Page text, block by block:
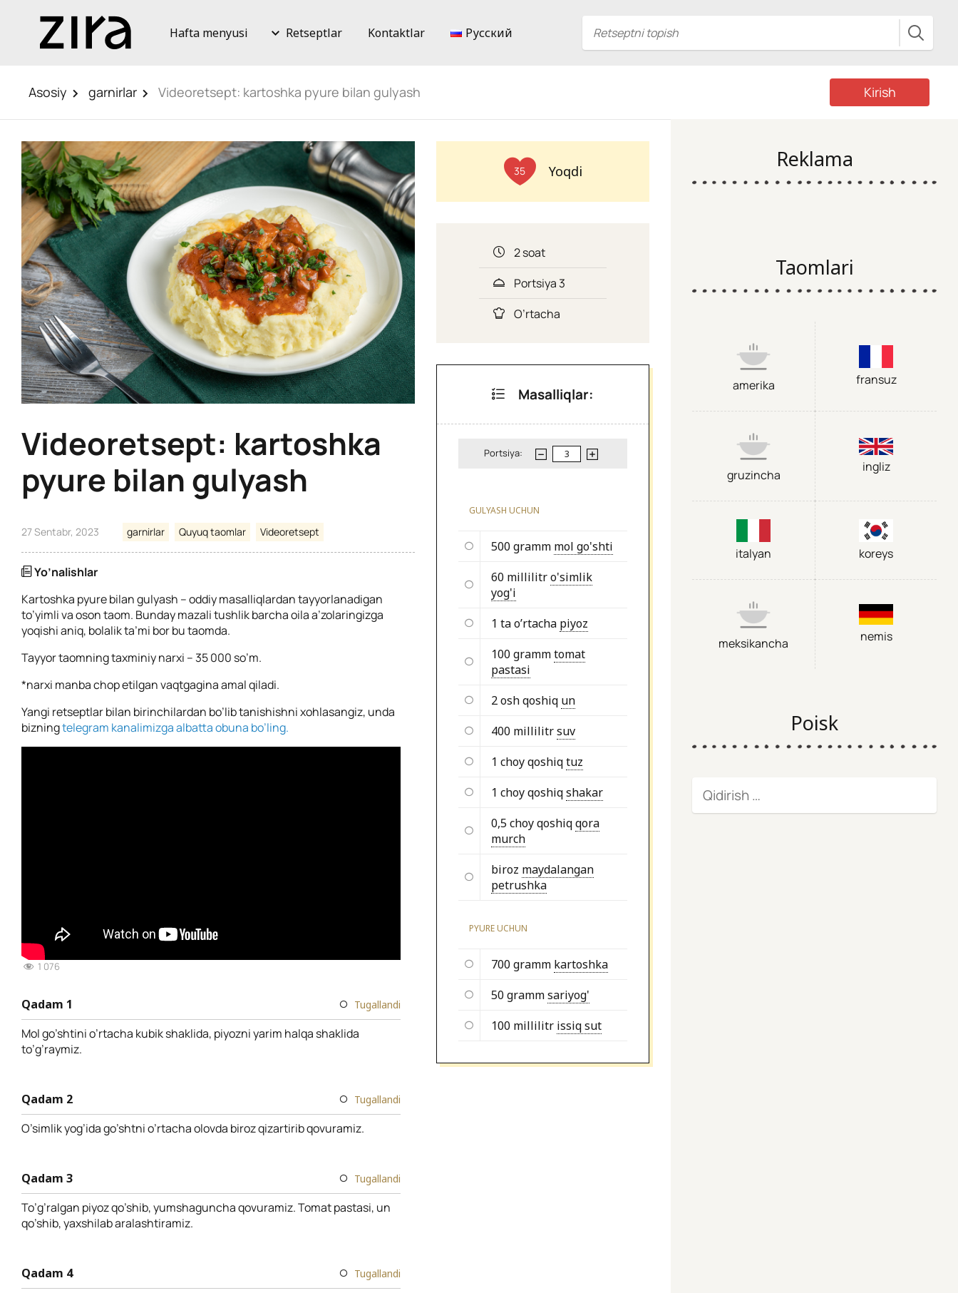
Hafta menyusi Retseptlar Kontaktlar Русский
Asosiy garnirlar Videoretsept: kartoshka pyure bilan gulyash Kirish
Videoretsept: kartoshka
pyure bilan gulyash
27 Sentabr, 2023 garnirlar Quyuq taomlar Videoretsept
Yo’nalishlar
Kartoshka pyure bilan gulyash – oddiy masalliqlardan tayyorlanadigan
to’yimli va oson taom. Bunday mazali tushlik barcha oila a’zolaringizga
yoqishi aniq, bolalik ta’mi bor bu taomda.
Tayyor taomning taxminiy narxi – 35 000 so’m.
*narxi manba chop etilgan vaqtgagina amal qiladi.
Yangi retseptlar bilan birinchilardan bo’lib tanishishni xohlasangiz, unda
bizningtelegram kanalimizga albatta obuna bo’ling.
1 076
Qadam 1 Tugallandi
Mol go’shtini o’rtacha kubik shaklida, piyozni yarim halqa shaklida
to’g’raymiz.
Qadam 2 Tugallandi
O’simlik yog’ida go’shtni o’rtacha olovda biroz qizartirib qovuramiz.
Qadam 3 Tugallandi
To’g’ralgan piyoz qo’shib, yumshaguncha qovuramiz. Tomat pastasi, un
qo’shib, yaxshilab aralashtiramiz.
Qadam 4 Tugallandi
35 Yoqdi
2 soat
Portsiya 3
O’rtacha
Masalliqlar:
Portsiya:
GULYASH UCHUN
500 gramm mol go'shti
60 millilitro'simlik
yog'i
1 ta o’rtacha piyoz
100 grammtomat
pastasi
2 osh qoshiq un
400 millilitrsuv
1 choy qoshiqtuz
1 choy qoshiqshakar
0,5 choy qoshiqqora
murch
biroz maydalangan
petrushka
PYURE UCHUN
700 gramm kartoshka
50 grammsariyog'
100 millilitr issiq sut
Reklama
Taomlari
amerika fransuz
gruzincha
ingliz
italyan koreys
meksikancha nemis
Poisk